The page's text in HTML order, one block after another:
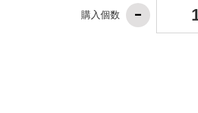
購入個数